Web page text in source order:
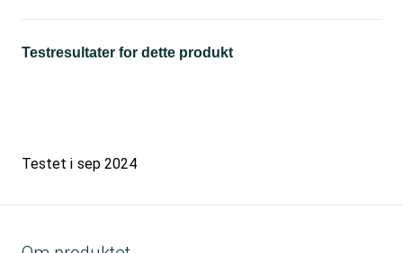
Testresultater for dette produkt
Testet i sep 2024